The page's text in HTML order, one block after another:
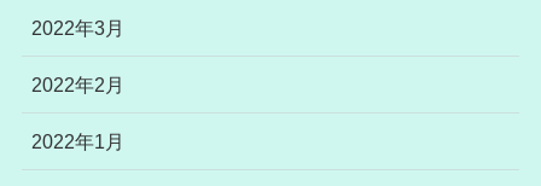
2022年3月
2022年2月
2022年1月